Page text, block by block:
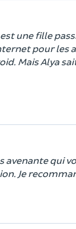
une fille
pour les
Mais Alya
avenante qui
Je